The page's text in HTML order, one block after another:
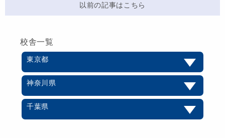
以前の記事はこちら
校舎一覧
東京都
神奈川県
千葉県